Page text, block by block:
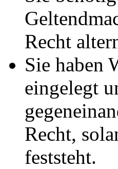
Recht
Sie haben
eingelegt
Recht,
feststeht.